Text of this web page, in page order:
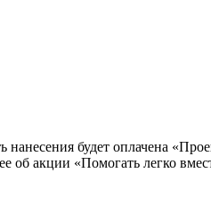
нанесения будет оплачена
об акции «Помогать легко